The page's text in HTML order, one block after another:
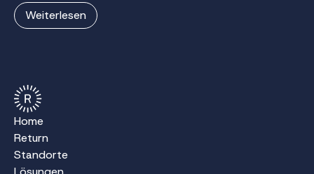
Weiterlesen
Home
Return
Standorte